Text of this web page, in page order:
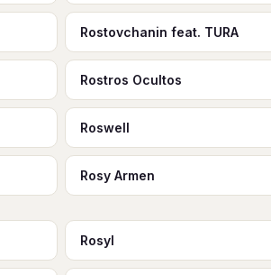
Rostovchanin feat. TURA
Rostros Ocultos
Roswell
Rosy Armen
Rosyl